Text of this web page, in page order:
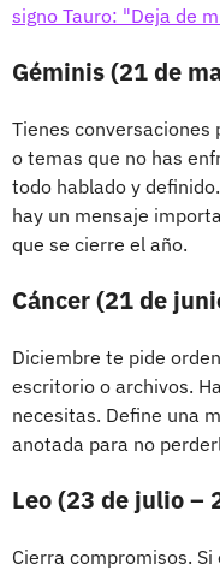
signo Tauro: "Deja de
Géminis (21 de
Tienes
o temas que no has
todo hablado y
hay un mensaje
que se cierre el año.
Cáncer (21 de
Diciembre te pide
escritorio o archivos.
necesitas. Define una
anotada para no
Leo (23 de julio –
Cierra compromisos.